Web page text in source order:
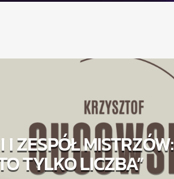
ZESPÓŁ MISTRZÓW:
TYLKO LICZBA”